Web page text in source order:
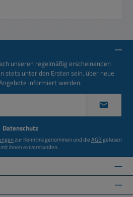
unseren regelmäßig erscheinenden
stets unter den Ersten sein, über neue
informiert werden.
Datenschutz
zur Kenntnis genommen und dieAGBgelesen
ihnen einverstanden.